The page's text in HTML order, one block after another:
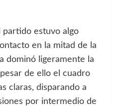
partido estuvo algo
en la mitad de la
dominó ligeramente la
de ello el cuadro
claras, disparando a
por intermedio de